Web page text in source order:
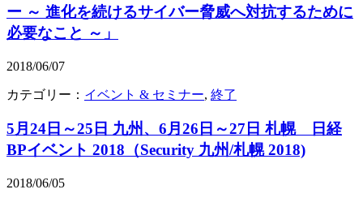
ー ～ 進化を続けるサイバー脅威へ対抗するために
必要なこと ～」
2018/06/07
カテゴリー： イベント & セミナー, 終了
5月24日～25日 九州、6月26日～27日 札幌 日経
BPイベント 2018（Security 九州/札幌 2018)
2018/06/05